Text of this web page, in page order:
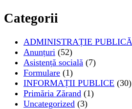
Categorii
ADMINISTRAȚIE PUBLICĂ
Anunțuri (52)
Asistență socială (7)
Formulare (1)
INFORMAȚII PUBLICE (30)
Primăria Zărand (1)
Uncategorized (3)